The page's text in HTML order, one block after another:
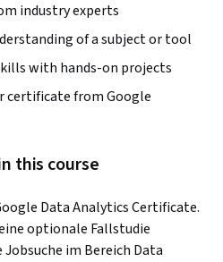
industry experts
of a subject or tool
with hands-on projects
certificate from Google
this course
Data Analytics Certificate.
optionale Fallstudie
im Bereich Data